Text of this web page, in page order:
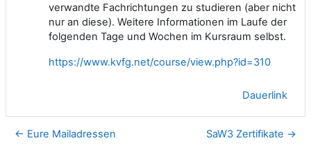
verwandte Fachrichtungen zu studieren (aber nicht
nur an diese). Weitere Informationen im Laufe der
folgenden Tage und Wochen im Kursraum selbst.
https://www.kvfg.net/course/view.php?id=310
Dauerlink
← Eure Mailadressen SaW3 Zertifikate →